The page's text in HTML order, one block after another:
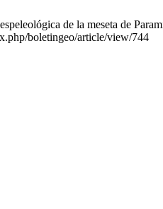
de la meseta de
boletingeo/article/view/744